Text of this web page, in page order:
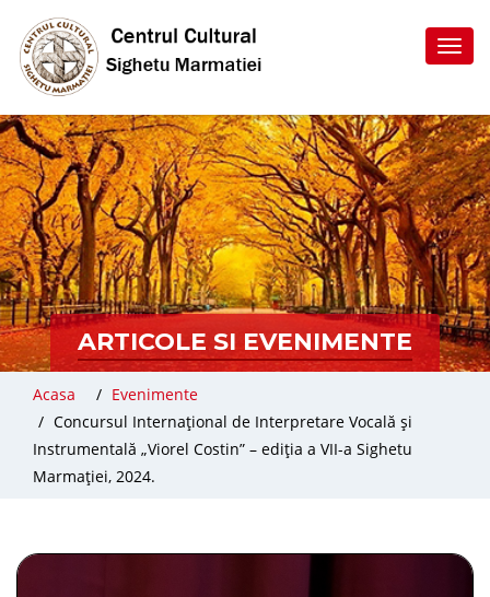
ARTICOLE SI EVENIMENTE
Acasa
Evenimente
Concursul Internațional de Interpretare Vocală și
Instrumentală „Viorel Costin” – ediția a VII-a Sighetu
Marmației, 2024.